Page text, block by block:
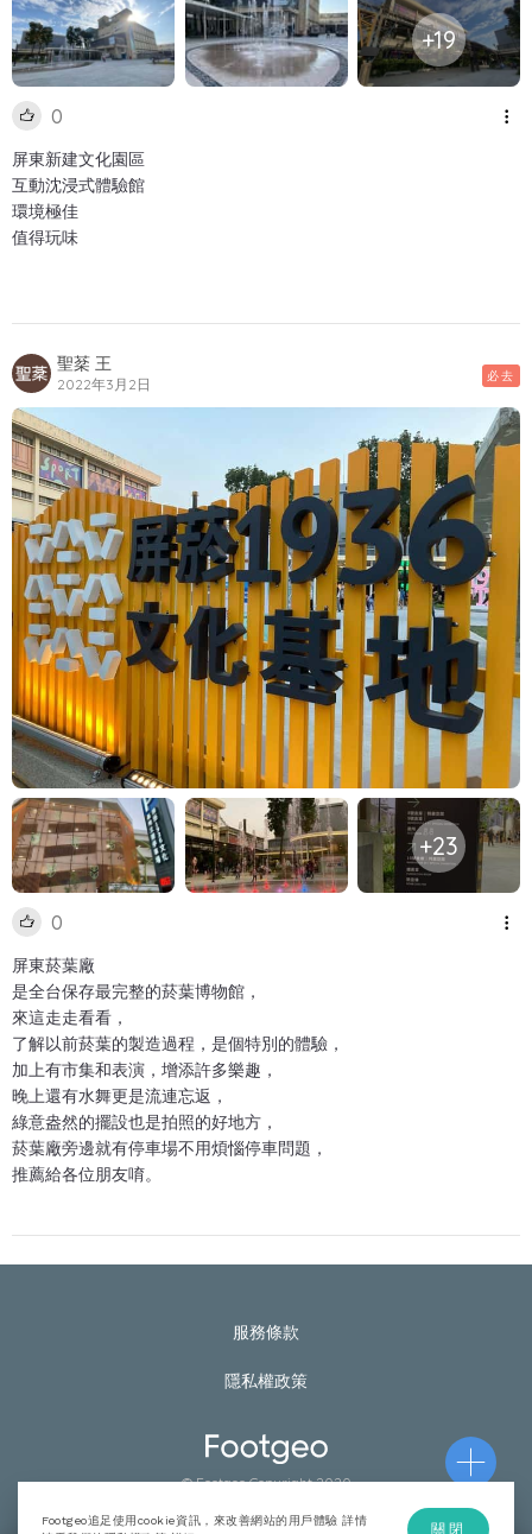
+19
0
屏東新建文化園區
互動沈浸式體驗館
環境極佳
值得玩味
聖棻 王
2022年3月2日 必去
+23
0
屏東菸葉廠
是全台保存最完整的菸葉博物館，
來這走走看看，
了解以前菸葉的製造過程，是個特別的體驗，
加上有市集和表演，增添許多樂趣，
晚上還有水舞更是流連忘返，
綠意盎然的擺設也是拍照的好地方，
菸葉廠旁邊就有停車場不用煩惱停車問題，
推薦給各位朋友唷。
服務條款
隱私權政策
© Footgeo Copyright 2020
Footgeo追足使用cookie資訊，來改善網站的用戶體驗 詳情
關閉